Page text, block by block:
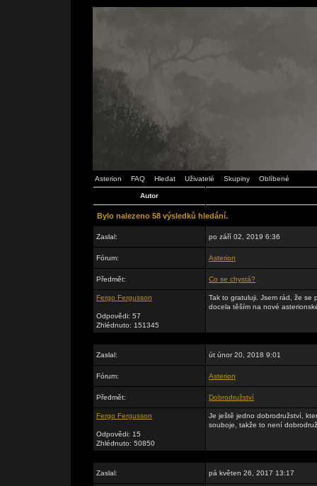
Asterion FAQ Hledat Uživatelé Skupiny Oblíbené
Autor
Bylo nalezeno 58 výsledků hledání.
Zaslal: po září 02, 2019 6:36
Fórum: Asterion
Předmět: Co se chystá?
Fergo Fergusson
Odpovědi: 57
Zhlédnuto: 151345
Tak to gratuluji. Jsem rád, že se
docela těším na nové
Zaslal: út únor 20, 2018 9:01
Fórum: Asterion
Předmět: Dobrodružství
Fergo Fergusson
Odpovědi: 15
Zhlédnuto: 50850
Je ještě jedno dobrodružství,
souboje, takže to není
Zaslal: pá květen 26, 2017 13:17